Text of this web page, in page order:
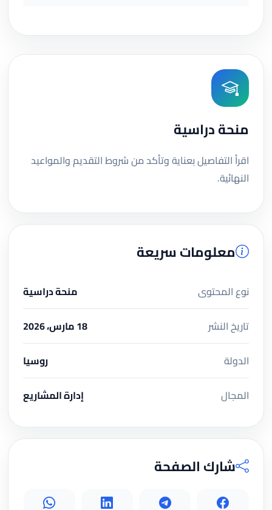
منحة دراسية
اقرأ التفاصيل بعناية وتأكد من شروط التقديم والمواعيد
النهائية.
معلومات سريعة
نوع المحتوى
منحة دراسية
تاريخ النشر
18 مارس، 2026
الدولة
روسيا
المجال
إدارة المشاريع
شارك الصفحة